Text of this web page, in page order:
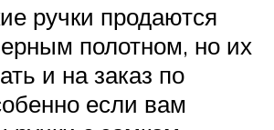
ручки продаются
полотном, но их
и на заказ по
если вам